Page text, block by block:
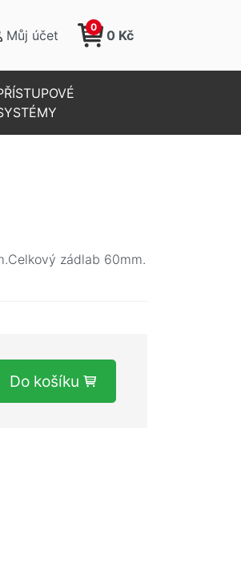
Můj účet 0 Kč
0
zádlab 60mm.
Do košíku